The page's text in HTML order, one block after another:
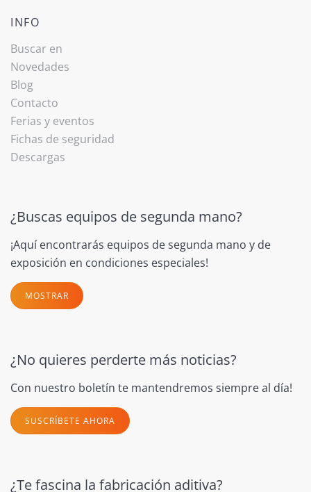
INFO
Buscar en
Novedades
Blog
Contacto
Ferias y eventos
Fichas de seguridad
Descargas
¿Buscas equipos de segunda mano?
¡Aquí encontrarás equipos de segunda mano y de
exposición en condiciones especiales!
MOSTRAR
¿No quieres perderte más noticias?
Con nuestro boletín te mantendremos siempre al día!
SUSCRÍBETE AHORA
¿Te fascina la fabricación aditiva?